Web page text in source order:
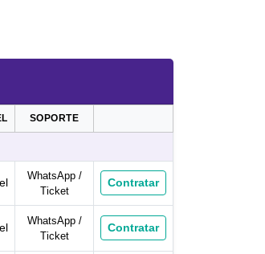
SOPORTE
WhatsApp /
Ticket
Contratar
WhatsApp /
Ticket
Contratar